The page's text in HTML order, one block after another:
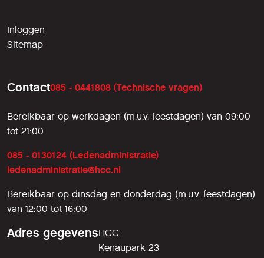
Inloggen
Sitemap
Contact085 - 0441808 (Technische vragen)
Bereikbaar op werkdagen (m.u.v. feestdagen) van 09:00
tot 21:00
085 - 0130124 (Ledenadministratie)
ledenadministratie@hcc.nl
Bereikbaar op dinsdag en donderdag (m.u.v. feestdagen)
van 12:00 tot 16:00
Adres gegevensHCC
Kenaupark 23